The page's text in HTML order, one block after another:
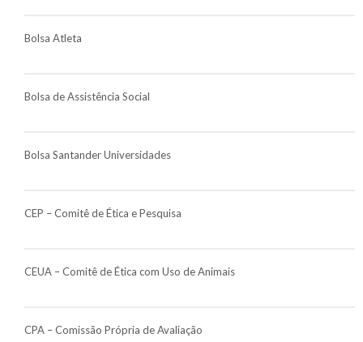
Bolsa Atleta
Bolsa de Assistência Social
Bolsa Santander Universidades
CEP – Comitê de Ética e Pesquisa
CEUA – Comitê de Ética com Uso de Animais
CPA – Comissão Própria de Avaliação